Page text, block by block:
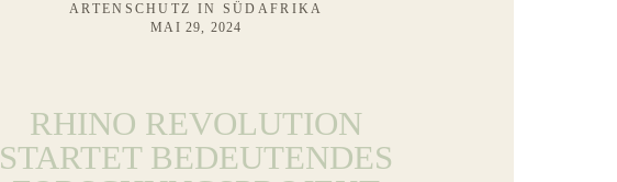
ARTENSCHUTZ IN SÜDAFRIKA
MAI 29, 2024
RHINO REVOLUTION
STARTET BEDEUTENDES